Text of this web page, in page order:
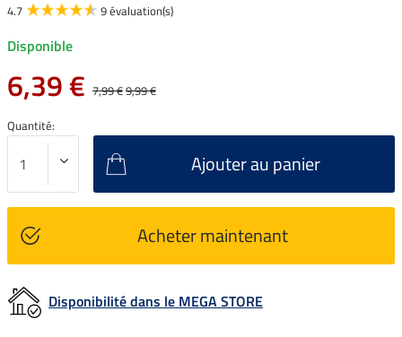
4.7 9 évaluation(s)
Disponible
6,39 € 7,99 €9,99 €
Quantité:
Ajouter au panier
Acheter maintenant
Disponibilité dans le MEGA STORE